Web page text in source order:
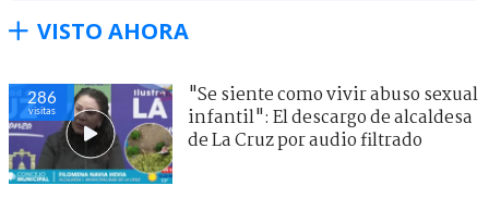
VISTO AHORA
286
visitas
"Se siente como vivir abuso sexual
infantil": El descargo de alcaldesa
de La Cruz por audio filtrado